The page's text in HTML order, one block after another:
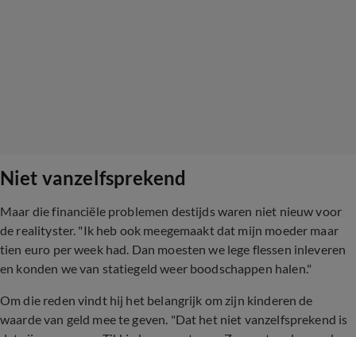
Niet vanzelfsprekend
Maar die financiële problemen destijds waren niet nieuw voor
de realityster. "Ik heb ook meegemaakt dat mijn moeder maar
tien euro per week had. Dan moesten we lege flessen inleveren
en konden we van statiegeld weer boodschappen halen."
Om die reden vindt hij het belangrijk om zijn kinderen de
waarde van geld mee te geven. "Dat het niet vanzelfsprekend is